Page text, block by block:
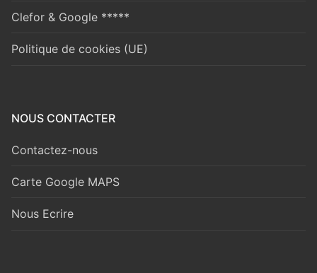
Clefor & Google *****
Politique de cookies (UE)
NOUS CONTACTER
Contactez-nous
Carte Google MAPS
Nous Ecrire